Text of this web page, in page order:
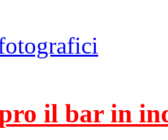
il bar in